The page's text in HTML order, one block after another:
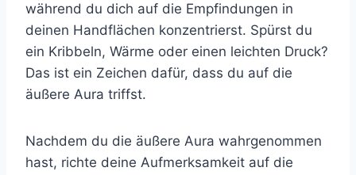
während du dich auf die Empfindungen in
deinen Handflächen konzentrierst. Spürst du
ein Kribbeln, Wärme oder einen leichten Druck?
Das ist ein Zeichen dafür, dass du auf die
äußere Aura triffst.
Nachdem du die äußere Aura wahrgenommen
hast, richte deine Aufmerksamkeit auf die